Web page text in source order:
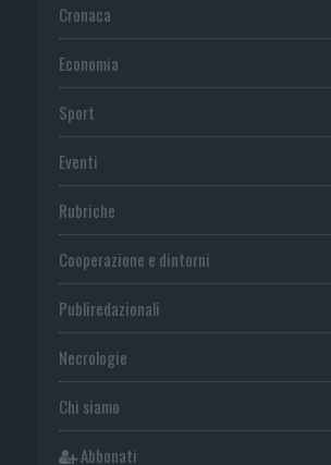
Cronaca
Economia
Sport
Eventi
Rubriche
Cooperazione e dintorni
Publiredazionali
Necrologie
Chi siamo
Abbonati